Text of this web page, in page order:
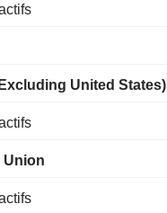
United States)
Union